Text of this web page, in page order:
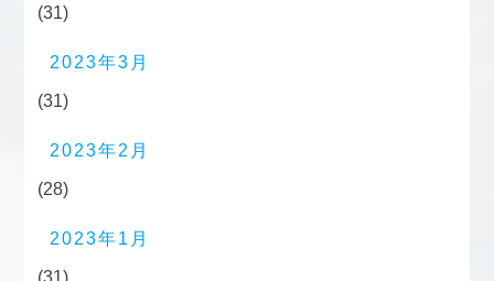
(31)
2023年3月
(31)
2023年2月
(28)
2023年1月
(31)